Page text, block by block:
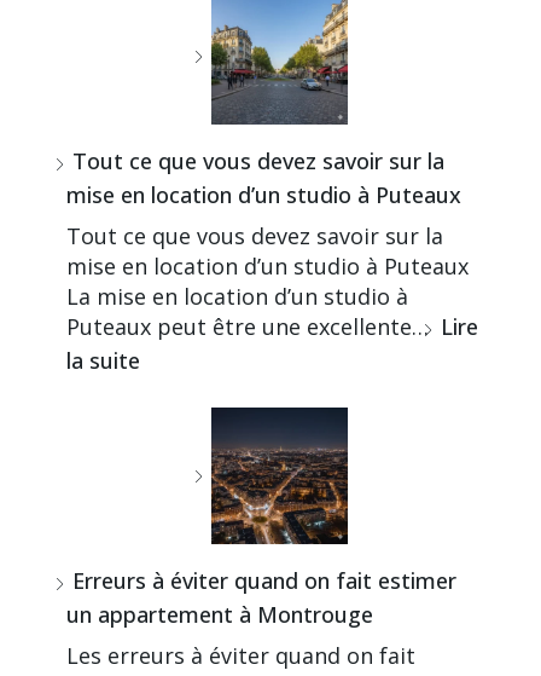
Tout ce que vous devez savoir sur la
mise en location d’un studio à Puteaux
Tout ce que vous devez savoir sur la
mise en location d’un studio à Puteaux
La mise en location d’un studio à
Puteaux peut être une excellente… Lire
la suite
Erreurs à éviter quand on fait estimer
un appartement à Montrouge
Les erreurs à éviter quand on fait